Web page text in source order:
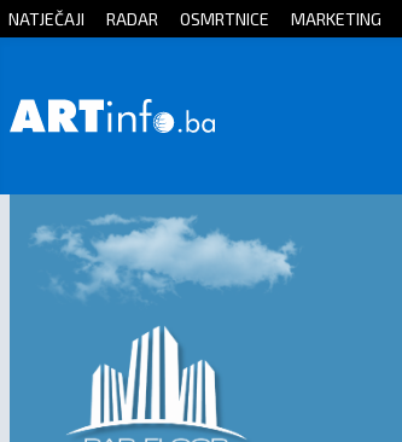
Početna
Sport
Kultura
Crna
kronika
NATJEČAJI RADAR OSMRTNICE MARKETING